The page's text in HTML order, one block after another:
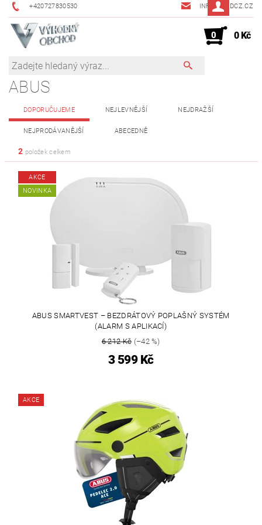
+420727830530 INFO@JMDCZ.CZ
0 0 Kč
ABUS
DOPORUČUJEME NEJLEVNĚJŠÍ NEJDRAŽŠÍ
NEJPRODÁVANĚJŠÍ ABECEDNĚ
2 položek celkem
AKCE
NOVINKA
ABUS SMARTVEST – BEZDRÁTOVÝ POPLAŠNÝ SYSTÉM
(ALARM S APLIKACÍ)
6 212 Kč(–42 %)
3 599 Kč
AKCE